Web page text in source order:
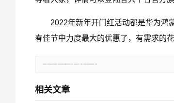
2022年新年开门红活动都是华为鸿
春佳节中力度最大的优惠了，有需求的
相关文章